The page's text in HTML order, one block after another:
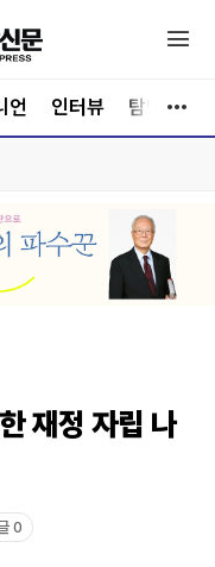
언 인터뷰 탐방
재정 자립 나
0